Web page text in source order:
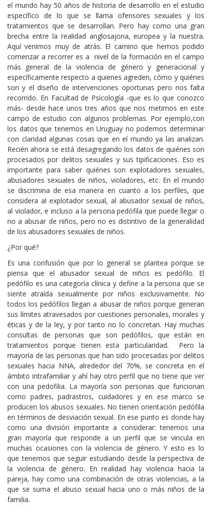
el mundo hay 50 años de historia de desarrollo en el estudio
específico de lo que se llama ofensores sexuales y los
tratamientos que se desarrollan. Pero hay como una gran
brecha entre la realidad anglosajona, europea y la nuestra.
Aquí venimos muy de atrás. El camino que hemos podido
comenzar a recorrer es a nivel de la formación en el campo
más general de la violencia de género y generacional y
específicamente respecto a quienes agreden, cómo y quiénes
son y el diseño de intervenciones oportunas pero nos falta
recorrido. En Facultad de Psicología -que es lo que conozco
más- desde hace unos tres años que nos metimos en este
campo de estudio con algunos problemas. Por ejemplo,con
los datos que tenemos en Uruguay no podemos determinar
con claridad algunas cosas que en el mundo ya las analizan.
Recién ahora se está desagregando los datos de quiénes son
procesados por delitos sexuales y sus tipificaciones. Eso es
importante para saber quiénes son explotadores sexuales,
abusadores sexuales de niños, violadores, etc. En el mundo
se discrimina de esa manera en cuanto a los perfiles, que
considera al explotador sexual, al abusador sexual de niños,
al violador, e incluso a la persona pedófila que puede llegar o
no a abusar de niños, pero no es distintivo de la generalidad
de los abusadores sexuales de niños.
¿Por qué?
Es una confusión que por lo general se plantea porque se
piensa que el abusador sexual de niños es pedófilo. El
pedófilo es una categoría clínica y define a la persona que se
siente atraída sexualmente por niños exclusivamente. No
todos los pedófilos llegan a abusar de niños porque generan
sus límites atravesados por cuestiones personales, morales y
éticas y de la ley, y por tanto no lo concretan. Hay muchas
consultas de personas que son pedófilos, que están en
tratamientos porque tienen esta particularidad. Pero la
mayoría de las personas que han sido procesadas por delitos
sexuales hacia NNA, alrededor del 70%, se concreta en el
ámbito intrafamiliar y ahí hay otro perfil que no tiene que ver
con una pedofilia. La mayoría son personas que funcionan
como padres, padrastros, cuidadores y en ese marco se
producen los abusos sexuales. No tienen orientación pedófila
en términos de desviación sexual. En ese punto es donde hay
como una división importante a considerar: tenemos una
gran mayoría que responde a un perfil que se vincula en
muchas ocasiones con la violencia de género. Y esto es lo
que tenemos que seguir estudiando desde la perspectiva de
la violencia de género. En realidad hay violencia hacia la
pareja, hay como una combinación de otras violencias, a la
que se suma el abuso sexual hacia uno o más niños de la
familia.